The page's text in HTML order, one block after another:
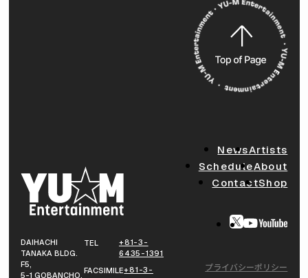
DAIHACHI
TANAKA BLDG.
F5,
5-1 GOBANCHO,
TEL
+81-3-
6435-1391
FACSIMILE+81-3-
NewsArtists
ScheduleAbout
ContactShop
プライバシーポリシー